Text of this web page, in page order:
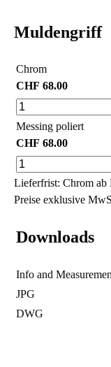
Muldengriff
Chrom
CHF 68.00
Messing poliert
CHF 68.00
Lieferfrist: Chrom ab
Preise exklusive
Downloads
Info and
JPG
DWG